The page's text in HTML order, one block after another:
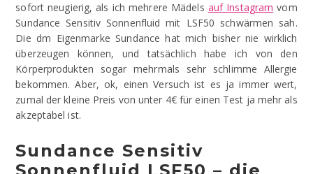
sofort neugierig, als ich mehrere Mädels auf Instagram vom
Sundance Sensitiv Sonnenfluid mit LSF50 schwärmen sah.
Die dm Eigenmarke Sundance hat mich bisher nie wirklich
überzeugen können, und tatsächlich habe ich von den
Körperprodukten sogar mehrmals sehr schlimme Allergie
bekommen. Aber, ok, einen Versuch ist es ja immer wert,
zumal der kleine Preis von unter 4€ für einen Test ja mehr als
akzeptabel ist.
Sundance Sensitiv